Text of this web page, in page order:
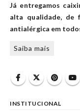
Já entregamos
alta qualidade, de
antialérgica em
Saiba mais
INSTITUCIONAL